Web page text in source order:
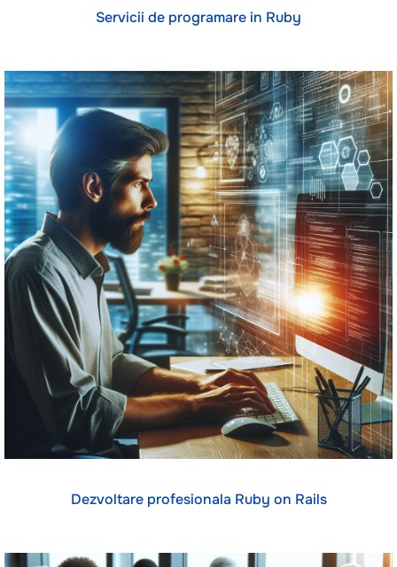
Servicii de programare in Ruby
Dezvoltare profesionala Ruby on Rails